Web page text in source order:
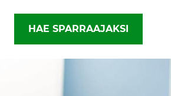
HAE SPARRAAJAKSI